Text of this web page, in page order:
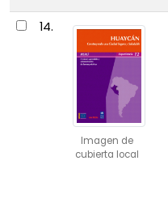
14.
Imagen de
cubierta local